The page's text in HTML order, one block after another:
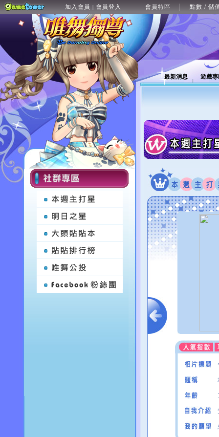
加入會員 | 會員登入 會員特區 點數 / 儲
最新消息 遊戲